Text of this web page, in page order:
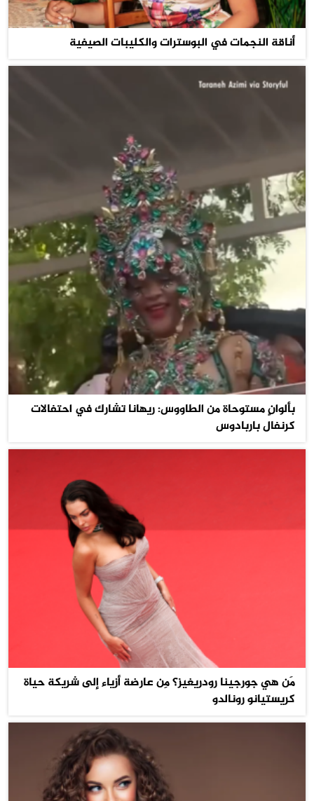
أناقة النجمات في البوسترات والكليبات الصيفية
بألوانٍ مستوحاة من الطاووس: ريهانا تشارك في احتفالات
كرنفال باربادوس
مَن هي جورجينا رودريغيز؟ مِن عارضة أزياء إلى شريكة حياة
كريستيانو رونالدو